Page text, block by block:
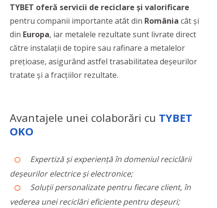
TYBET oferă servicii de reciclare și valorificare
pentru companii importante atât din România cât și
din Europa, iar metalele rezultate sunt livrate direct
către instalații de topire sau rafinare a metalelor
prețioase, asigurând astfel trasabilitatea deșeurilor
tratate și a fracțiilor rezultate.
Avantajele unei colaborări cu TYBET
OKO
Expertiză și experiență în domeniul reciclării
deșeurilor electrice și electronice;
Soluții personalizate pentru fiecare client, în
vederea unei reciclări eficiente pentru deșeuri;